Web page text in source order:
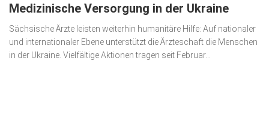
Schönheit & Wohlbefinden
Special
Wirtschaft, Recht, Finanzen
Medizinische Versorgung in der Ukraine
Sächsische Ärzte leisten weiterhin humanitäre Hilfe: Auf nationaler
und internationaler Ebene unterstützt die Ärzteschaft die Menschen
in der Ukraine. Vielfältige Aktionen tragen seit Februar...